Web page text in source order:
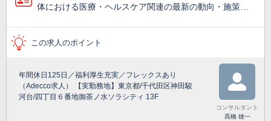
体における医療・ヘルスケア関連の最新の動向・施策…
この求人のポイント
年間休日125日／福利厚生充実／フレックスあり
（Adecco求人） 【実勤務地】東京都/千代田区神田駿
河台/四丁目６番地御茶ノ水ソラシティ 13F
コンサルタント
髙橋 雄一